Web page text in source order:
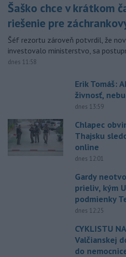
Šaško chce v krátkom
riešenie pre
Šéf rezortu zároveň potvrdil, že
investovalo ministerstvo, sa
dnes 11:58
Erik Tomáš:
živnosť,
dnes 13:59
Chlapec
Thajsku
online
dnes 12:01
Gardy
prieliv, kým
podmienky
dnes 12:25
CYKLISTU
Valčianskej
do